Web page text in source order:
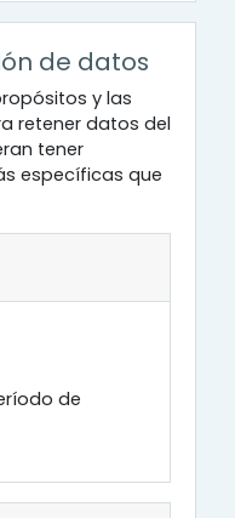
de datos
y las
retener datos del
tener
específicas que
de